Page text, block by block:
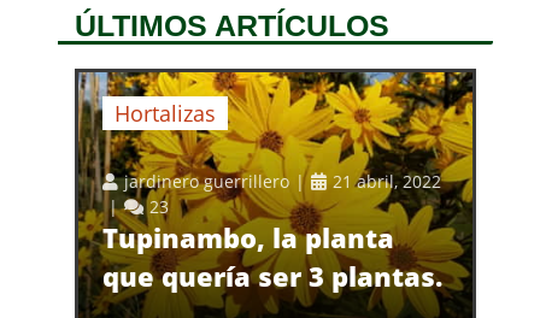
ÚLTIMOS ARTÍCULOS
Hortalizas
jardinero guerrillero
21 abril, 2022
23
Tupinambo, la planta
que quería ser 3 plantas.